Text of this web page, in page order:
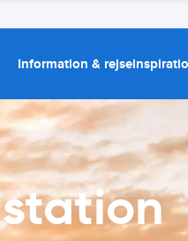
Information &